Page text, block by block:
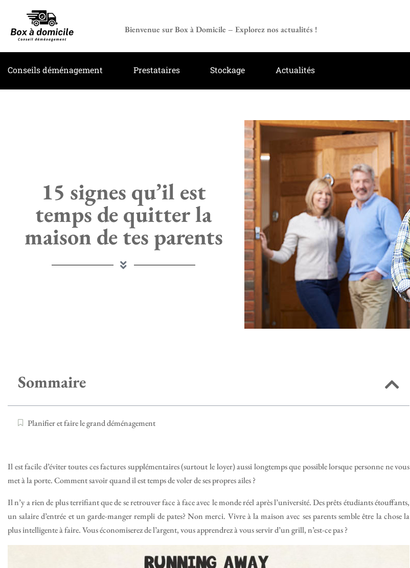
Bienvenue sur Box à Domicile – Explorez nos actualités !
Conseils déménagement Prestataires Stockage Actualités
15 signes qu’il est
temps de quitter la
maison de tes parents
Sommaire
Planifier et faire le grand déménagement
Il est facile d’éviter toutes ces factures supplémentaires (surtout le loyer) aussi longtemps que possible lorsque personne ne vous
met à la porte. Comment savoir quand il est temps de voler de ses propres ailes ?
Il n’y a rien de plus terrifiant que de se retrouver face à face avec le monde réel après l’université. Des prêts étudiants étouffants,
un salaire d’entrée et un garde-manger rempli de pates? Non merci. Vivre à la maison avec ses parents semble être la chose la
plus intelligente à faire. Vous économiserez de l’argent, vous apprendrez à vous servir d’un grill, n’est-ce pas ?